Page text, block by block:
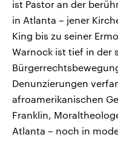
ist Pastor an der
in Atlanta – jener
King bis zu seiner
Warnock ist tief in der
Denunzierungen
afroamerikanischen
Franklin,
Atlanta – noch in